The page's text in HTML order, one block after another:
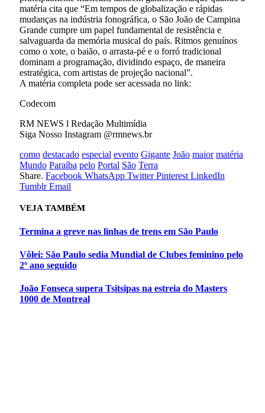
matéria cita que “Em tempos de globalização e rápidas
mudanças na indústria fonográfica, o São João de Campina
Grande cumpre um papel fundamental de resistência e
salvaguarda da memória musical do país. Ritmos genuínos
como o xote, o baião, o arrasta-pé e o forró tradicional
dominam a programação, dividindo espaço, de maneira
estratégica, com artistas de projeção nacional”.
A matéria completa pode ser acessada no link:
Codecom
RM NEWS l Redação Multimídia
Siga Nosso Instagram @rmnews.br
como destacado especial evento Gigante João maior matéria
Mundo Paraíba pelo Portal São Terra
Share. Facebook WhatsApp Twitter Pinterest LinkedIn
Tumblr Email
VEJATAMBÉM
Termina a greve nas linhas de trens em São Paulo
Vôlei: São Paulo sedia Mundial de Clubes feminino pelo
2º ano seguido
João Fonseca supera Tsitsipas na estreia do Masters
1000 de Montreal